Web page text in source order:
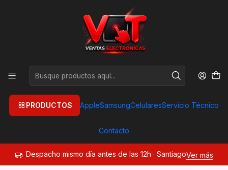
PRODUCTOS AppleSamsungCelularesServicio Técnico
Contacto
Despacho mismo día antes de las 12h · SantiagoVer más